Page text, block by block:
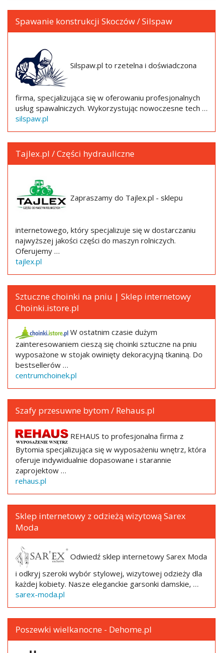
Spawanie konstrukcji Skoczów / Silspaw
Silspaw.pl to rzetelna i doświadczona
firma, specjalizująca się w oferowaniu profesjonalnych
usług spawalniczych. Wykorzystując nowoczesne tech …
silspaw.pl
Tajlex.pl / Części hydrauliczne
Zapraszamy do Tajlex.pl - sklepu
internetowego, który specjalizuje się w dostarczaniu
najwyższej jakości części do maszyn rolniczych.
Oferujemy …
tajlex.pl
Sztuczne choinki na pniu | Sklep internetowy
Choinki.istore.pl
W ostatnim czasie dużym
zainteresowaniem cieszą się choinki sztuczne na pniu
wyposażone w stojak owinięty dekoracyjną tkaniną. Do
bestsellerów …
centrumchoinek.pl
Szafy przesuwne bytom / Rehaus.pl
REHAUS to profesjonalna firma z
Bytomia specjalizująca się w wyposażeniu wnętrz, która
oferuje indywidualnie dopasowane i starannie
zaprojektow …
rehaus.pl
Sklep internetowy z odzieżą wizytową Sarex
Moda
Odwiedź sklep internetowy Sarex Moda
i odkryj szeroki wybór stylowej, wizytowej odzieży dla
każdej kobiety. Nasze eleganckie garsonki damskie, …
sarex-moda.pl
Poszewki wielkanocne - Dehome.pl